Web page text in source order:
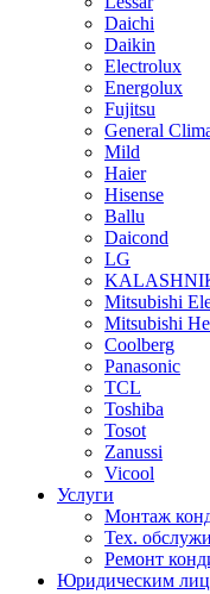
Daichi
Daikin
Electrolux
Energolux
Fujitsu
General
Mild
Haier
Hisense
Ballu
Daicond
LG
Mitsubishi
Mitsubishi
Сoolberg
Panasonic
TCL
Toshiba
Tosot
Zanussi
Vicool
Услуги
Монтаж
Тех.
Ремонт
Юридическим